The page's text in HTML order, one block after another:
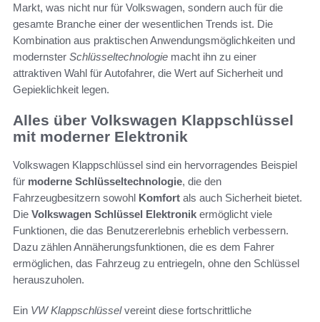
Markt, was nicht nur für Volkswagen, sondern auch für die
gesamte Branche einer der wesentlichen Trends ist. Die
Kombination aus praktischen Anwendungsmöglichkeiten und
modernster Schlüsseltechnologie macht ihn zu einer
attraktiven Wahl für Autofahrer, die Wert auf Sicherheit und
Gepieklichkeit legen.
Alles über Volkswagen Klappschlüssel
mit moderner Elektronik
Volkswagen Klappschlüssel sind ein hervorragendes Beispiel
für moderne Schlüsseltechnologie, die den
Fahrzeugbesitzern sowohl Komfort als auch Sicherheit bietet.
Die Volkswagen Schlüssel Elektronik ermöglicht viele
Funktionen, die das Benutzererlebnis erheblich verbessern.
Dazu zählen Annäherungsfunktionen, die es dem Fahrer
ermöglichen, das Fahrzeug zu entriegeln, ohne den Schlüssel
herauszuholen.
Ein VW Klappschlüsselvereint diese fortschrittliche